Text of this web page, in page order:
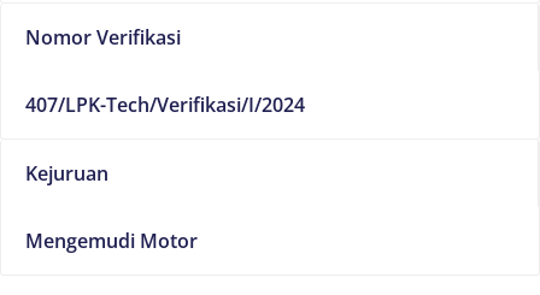
Nomor Verifikasi
407/LPK-Tech/Verifikasi/I/2024
Kejuruan
Mengemudi Motor